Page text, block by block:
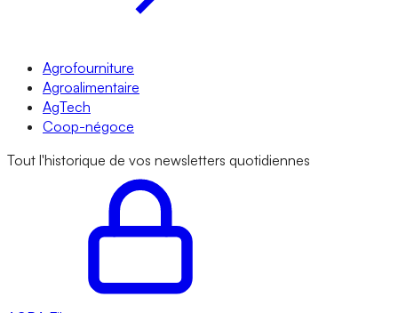
Agrofourniture
Agroalimentaire
AgTech
Coop-négoce
Tout l'historique de vos newsletters quotidiennes